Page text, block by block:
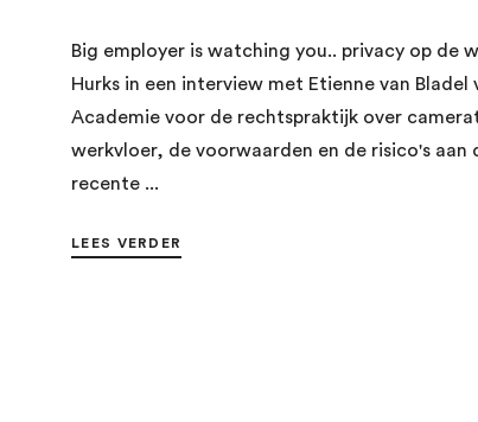
Big employer is watching you.. privacy op de
Hurks in een interview met Etienne van Bladel
Academie voor de rechtspraktijk over
werkvloer, de voorwaarden en de risico's aan
recente ...
LEES VERDER